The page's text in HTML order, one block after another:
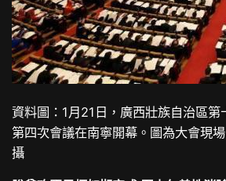
資料圖：1月21日，廣西壯族自治區第
第四次會議在南寧開幕。圖為大會現
攝